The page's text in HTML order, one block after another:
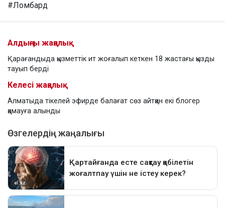
#Ломбард
Алдыңғы жаңалық
Қарағандыда қызметтік ит жоғалып кеткен 18 жастағы қызды
тауып берді
Келесі жаңалық
Алматыда тікелей эфирде балағат сөз айтқан екі блогер
қамауға алынды